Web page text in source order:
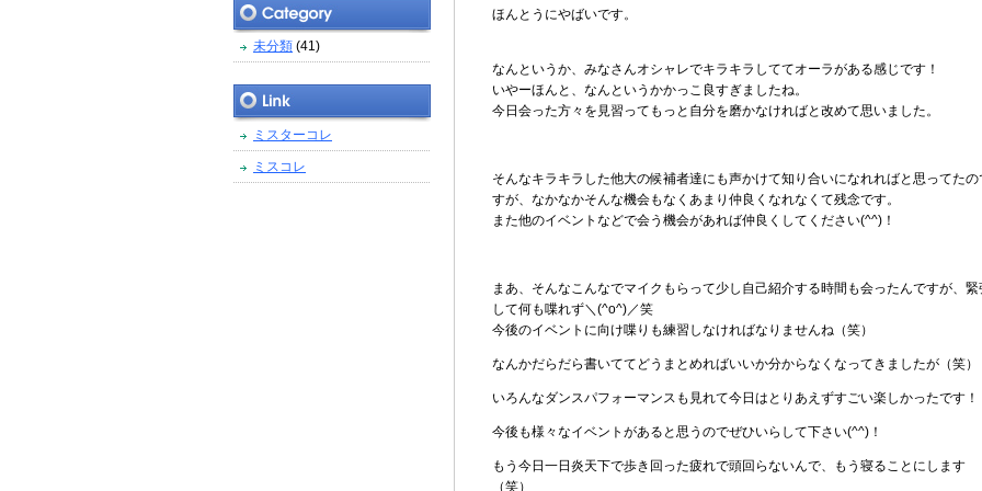
ほんとうにやばいです。
なんというか、みなさんオシャレでキラキラしててオーラがある感じです！
いやーほんと、なんというかかっこ良すぎましたね。
今日会った方々を見習ってもっと自分を磨かなければと改めて思いました。
そんなキラキラした他大の候補者達にも声かけて知り合いになれればと思ってたの
すが、なかなかそんな機会もなくあまり仲良くなれなくて残念です。
また他のイベントなどで会う機会があれば仲良くしてください(^^)！
まあ、そんなこんなでマイクもらって少し自己紹介する時間も会ったんですが、緊
して何も喋れず＼(^o^)／笑
今後のイベントに向け喋りも練習しなければなりませんね（笑）
なんかだらだら書いててどうまとめればいいか分からなくなってきましたが（笑）
いろんなダンスパフォーマンスも見れて今日はとりあえずすごい楽しかったです！
今後も様々なイベントがあると思うのでぜひいらして下さい(^^)！
もう今日一日炎天下で歩き回った疲れで頭回らないんで、もう寝ることにします
（笑）
未分類 (41)
ミスターコレ
ミスコレ